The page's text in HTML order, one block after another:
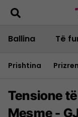
Ballina Të
Prishtina
Tensione
Mesme -